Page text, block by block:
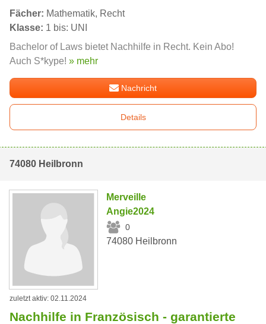
Fächer: Mathematik, Recht
Klasse: 1 bis: UNI
Bachelor of Laws bietet Nachhilfe in Recht. Kein Abo!
Auch S*kype! » mehr
Nachricht
Details
74080 Heilbronn
Merveille
Angie2024
0
74080 Heilbronn
zuletzt aktiv: 02.11.2024
Nachhilfe in Französisch - garantierte